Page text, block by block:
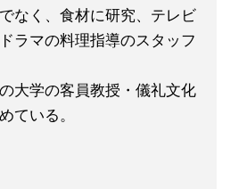
なく、食材に研究、テレビ
ラマの料理指導のスタッフ
大学の客員教授・儀礼文化
ている。